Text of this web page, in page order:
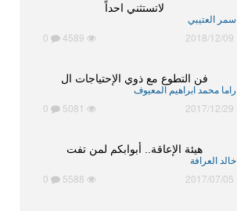
لاتستثني احداً
سمر العتيبي
2018/12/09
فن التطوع مع ذوي الإحتياجات ال
راما محمد ابراهيم المعيوف
2017/12/29
هيئة الإعاقة.. أبوابكم لمن تفت
خالد العرافة
2017/07/05